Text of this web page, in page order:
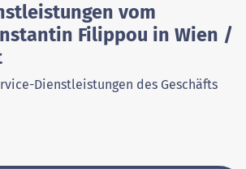
vom
Filippou in Wien /
Dienstleistungen des Geschäfts